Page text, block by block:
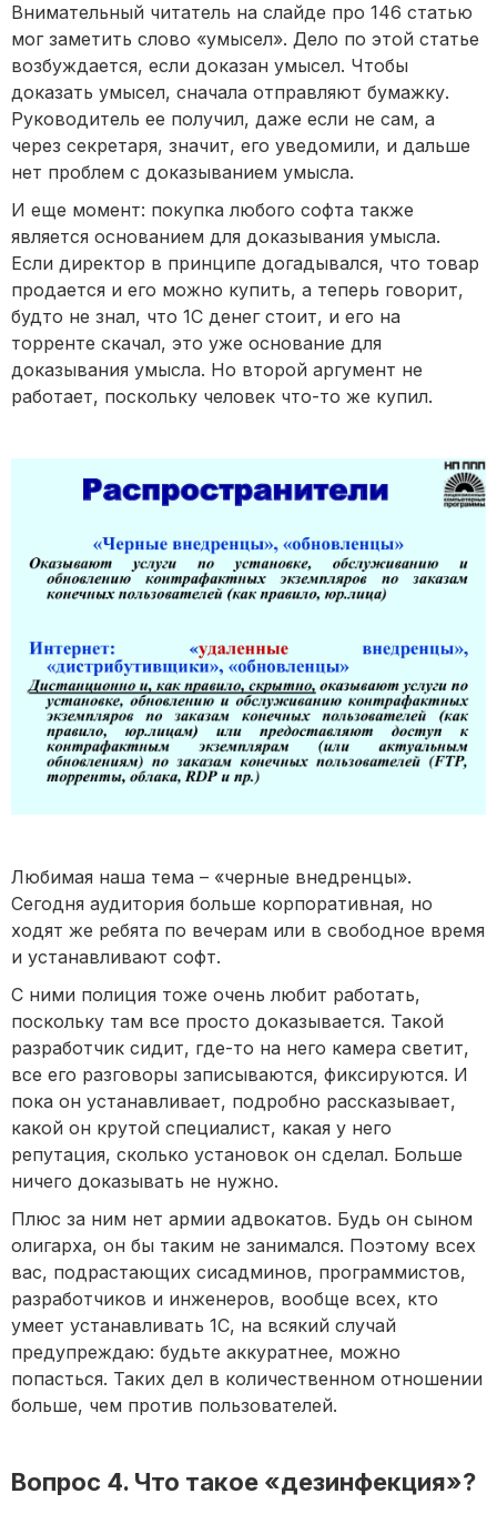
Внимательный читатель на слайде про 146 статью
мог заметить слово «умысел». Дело по этой статье
возбуждается, если доказан умысел. Чтобы
доказать умысел, сначала отправляют бумажку.
Руководитель ее получил, даже если не сам, а
через секретаря, значит, его уведомили, и дальше
нет проблем с доказыванием умысла.
И еще момент: покупка любого софта также
является основанием для доказывания умысла.
Если директор в принципе догадывался, что товар
продается и его можно купить, а теперь говорит,
будто не знал, что 1С денег стоит, и его на
торренте скачал, это уже основание для
доказывания умысла. Но второй аргумент не
работает, поскольку человек что-то же купил.
Любимая наша тема – «черные внедренцы».
Сегодня аудитория больше корпоративная, но
ходят же ребята по вечерам или в свободное время
и устанавливают софт.
С ними полиция тоже очень любит работать,
поскольку там все просто доказывается. Такой
разработчик сидит, где-то на него камера светит,
все его разговоры записываются, фиксируются. И
пока он устанавливает, подробно рассказывает,
какой он крутой специалист, какая у него
репутация, сколько установок он сделал. Больше
ничего доказывать не нужно.
Плюс за ним нет армии адвокатов. Будь он сыном
олигарха, он бы таким не занимался. Поэтому всех
вас, подрастающих сисадминов, программистов,
разработчиков и инженеров, вообще всех, кто
умеет устанавливать 1С, на всякий случай
предупреждаю: будьте аккуратнее, можно
попасться. Таких дел в количественном отношении
больше, чем против пользователей.
Вопрос 4. Что такое «дезинфекция»?